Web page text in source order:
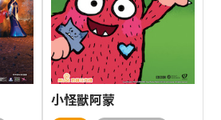
小怪獸阿蒙